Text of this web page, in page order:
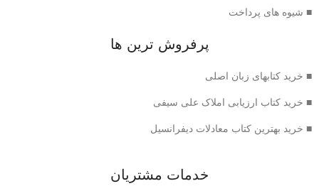
■ شیوه های پرداخت
پرفروش ترین ها
■ خرید کتابهای زبان اصلی
■ خرید کتاب ارزیابی املاک علی سیفی
■ خرید بهترین کتاب معادلات دیفرانسیل
خدمات مشتریان